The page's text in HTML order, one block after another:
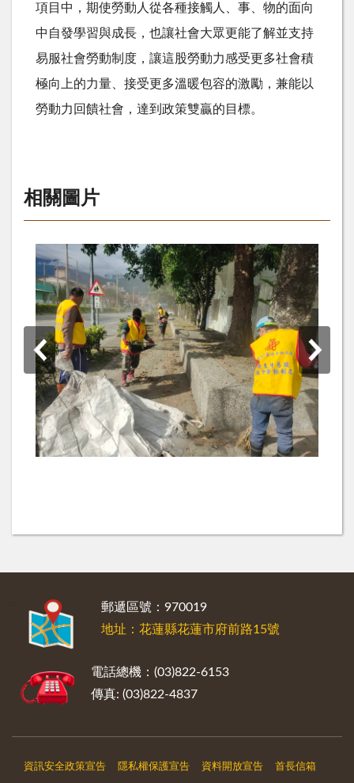
項目中，期使勞動人從各種接觸人、事、物的面向
中自發學習與成長，也讓社會大眾更能了解並支持
易服社會勞動制度，讓這股勞動力感受更多社會積
極向上的力量、接受更多溫暖包容的激勵，兼能以
勞動力回饋社會，達到政策雙贏的目標。
相關圖片
郵遞區號：970019
地址：花蓮縣花蓮市府前路15號
電話總機：(03)822-6153
傳真: (03)822-4837
資訊安全政策宣告 隱私權保護宣告 資料開放宣告 首長信箱